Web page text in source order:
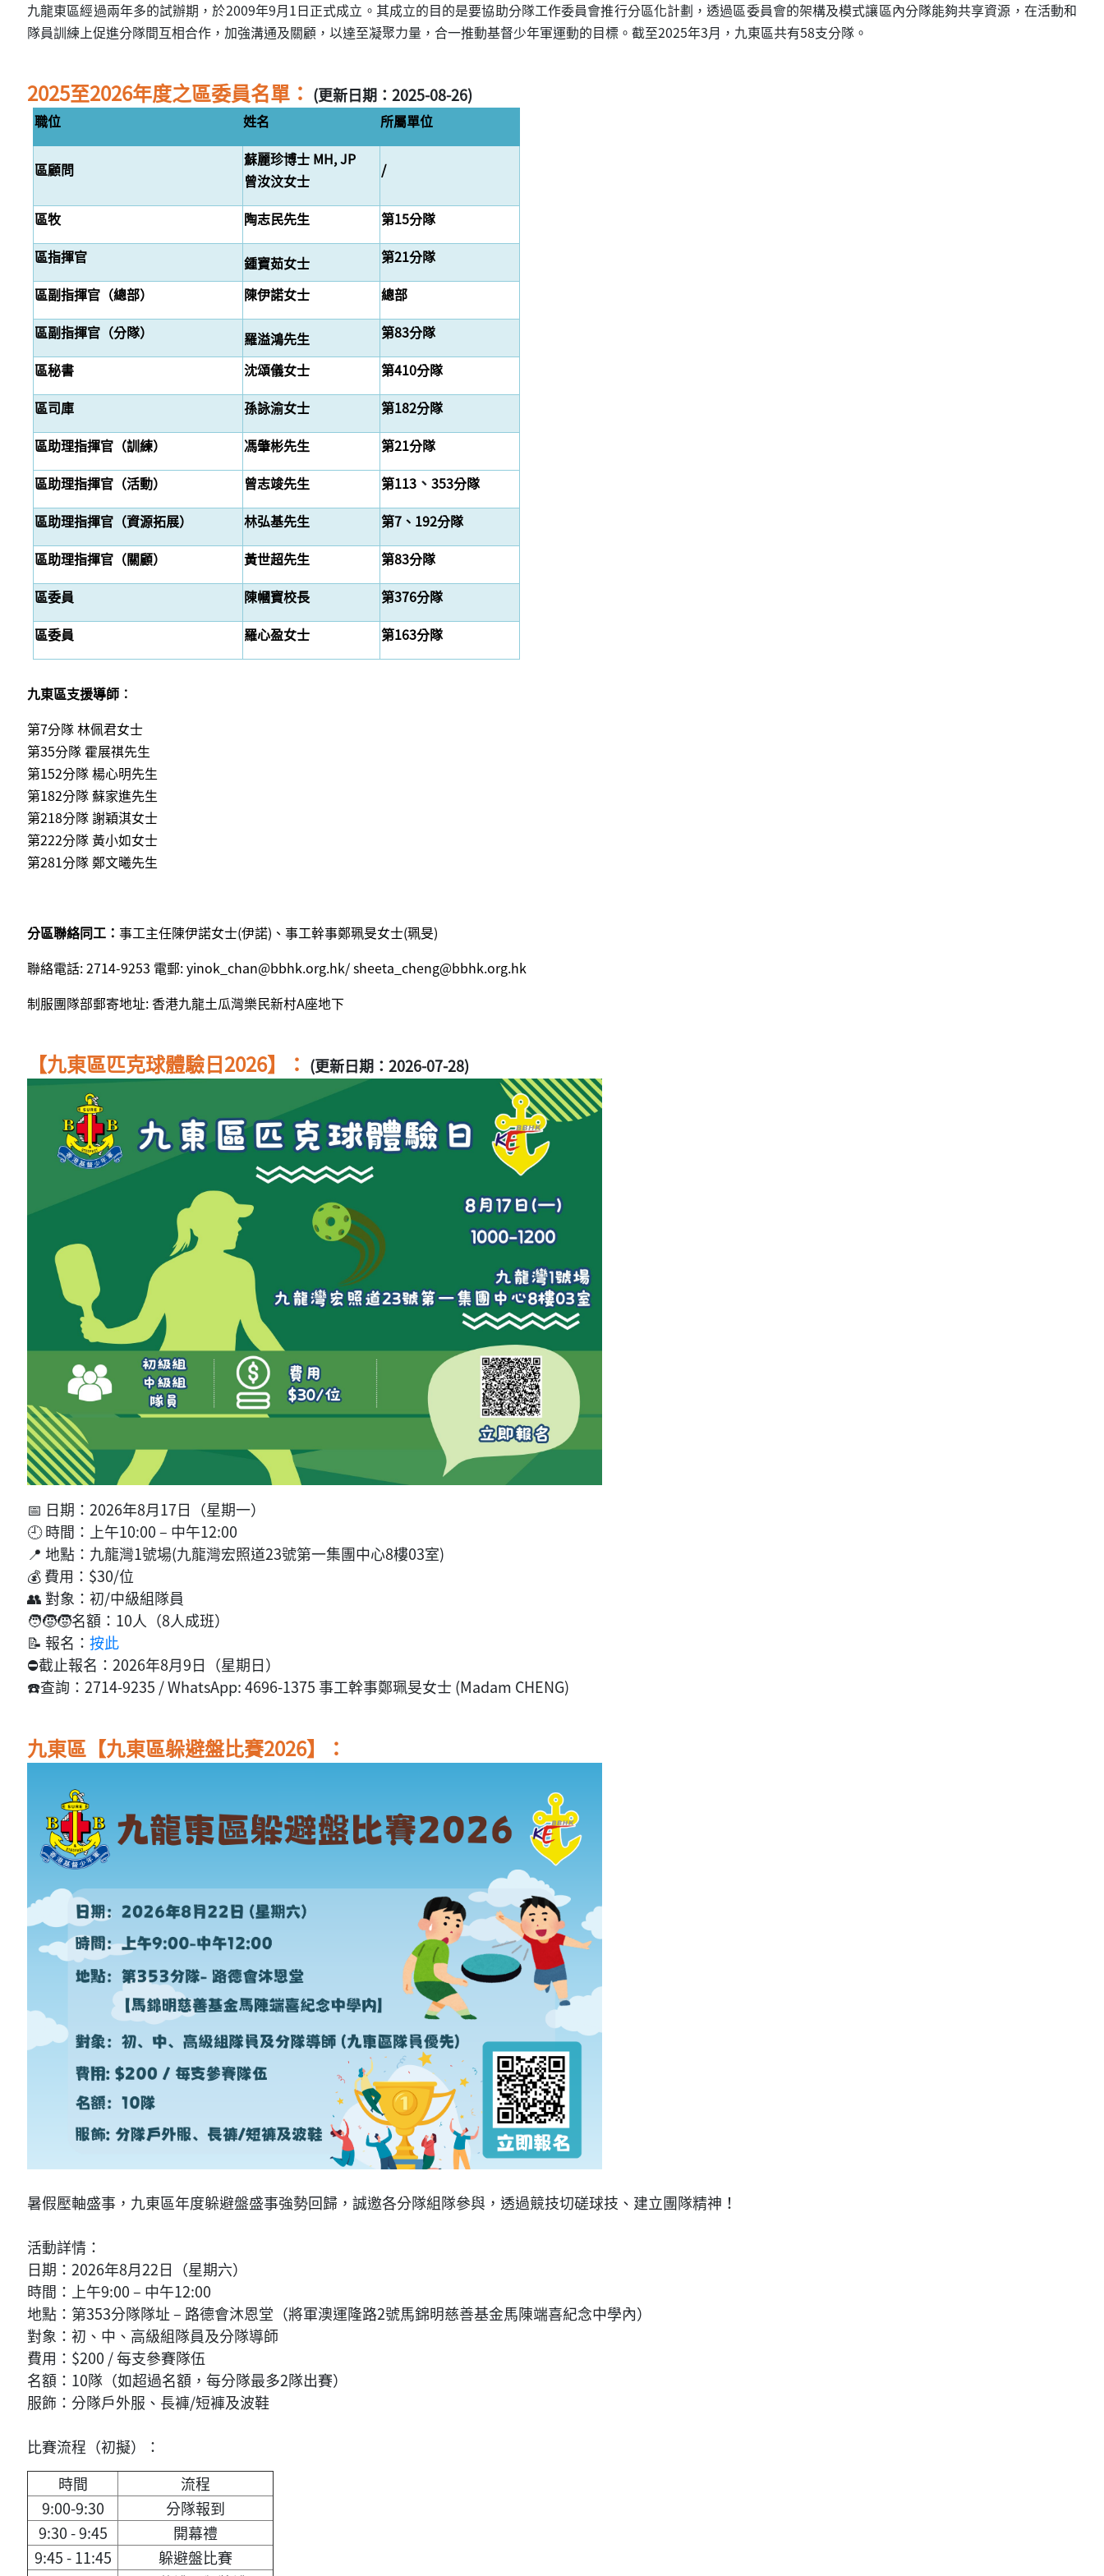
九龍東區經過兩年多的試辦期，於2009年9月1日正式成立。其成立的目的是要協助分隊工作委員會推行分區化計劃，透過區委員會的架構及模式讓區內分隊能夠共享資源，在活動和
隊員訓練上促進分隊間互相合作，加強溝通及關顧，以達至凝聚力量，合一推動基督少年軍運動的目標。截至2025年3月，九東區共有58支分隊。
2025至2026年度之區委員名單： (更新日期：2025-08-26)
職位 姓名 所屬單位
區顧問
蘇麗珍博士 MH, JP
曾汝汶女士
/
區牧 陶志民先生
第15分隊
區指揮官
鍾寶茹女士
第21分隊
區副指揮官（總部）
陳伊諾女士
總部
區副指揮官（分隊）
羅溢鴻先生
第83分隊
區秘書
沈頌儀女士
第410分隊
區司庫
孫詠渝女士
第182分隊
區助理指揮官（訓練）
馮肇彬先生
第21分隊
區助理指揮官（活動）
曾志竣先生 第113 、 353分隊
區助理指揮官（資源拓展）
林弘基先生
第7、192分隊
區助理指揮官（關顧）
黃世超先生
第83分隊
區委員
陳幗寶校長
第376分隊
區委員
羅心盈女士 第163分隊
九東區支援導師︰
第7分隊 林佩君女士
第35分隊 霍展祺先生
第152分隊 楊心明先生
第182分隊 蘇家進先生
第218分隊 謝穎淇女士
第222分隊 黃小如女士
第281分隊 鄭文曦先生
分區聯絡同工： 事工主任陳伊諾女士(伊諾) 、事工幹事鄭珮旻女士(珮旻)
聯絡電話: 2714-9253 電郵:yinok_chan@bbhk.org.hk/sheeta_cheng@bbhk.org.hk
制服團隊部郵寄地址: 香港九龍土瓜灣樂民新村A座地下
【九東區匹克球體驗日2026】： (更新日期：2026-07-28)
📅 日期：2026年8月17日（星期一）
🕘 時間：上午10:00 – 中午12:00
📍 地點：九龍灣1號場(九龍灣宏照道23號第一集團中心8樓03室)
💰 費用：$30/位
👥 對象：初/中級組隊員
🧑‍🧒‍🧒名額：10人（8人成班）
📝 報名： 按此
⛔截止報名：2026年8月9日（星期日）
☎️查詢：2714-9235 / WhatsApp: 4696-1375 事工幹事鄭珮旻女士 (Madam CHENG)
九東區【九東區躲避盤比賽2026】：
暑假壓軸盛事，九東區年度躲避盤盛事強勢回歸，誠邀各分隊組隊參與，透過競技切磋球技、建立團隊精神！
活動詳情：
日期：2026年8月22日（星期六）
時間：上午9:00 – 中午12:00
地點：第353分隊隊址 – 路德會沐恩堂（將軍澳運隆路2號馬錦明慈善基金馬陳端喜紀念中學內）
對象：初、中、高級組隊員及分隊導師
費用：$200 / 每支參賽隊伍
名額：10隊（如超過名額，每分隊最多2隊出賽）
服飾：分隊戶外服、長褲/短褲及波鞋
比賽流程（初擬）：
時間
流程
9:00-9:30
分隊報到
9:30 - 9:45
開幕禮
9:45 - 11:45
躲避盤比賽